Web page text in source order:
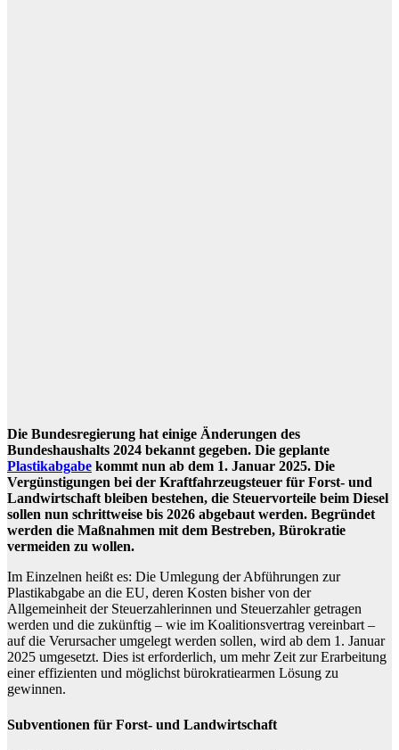
Die Bundesregierung hat einige Änderungen des
Bundeshaushalts 2024 bekannt gegeben. Die geplante
Plastikabgabe kommt nun ab dem 1. Januar 2025. Die
Vergünstigungen bei der Kraftfahrzeugsteuer für Forst- und
Landwirtschaft bleiben bestehen, die Steuervorteile beim Diesel
sollen nun schrittweise bis 2026 abgebaut werden. Begründet
werden die Maßnahmen mit dem Bestreben, Bürokratie
vermeiden zu wollen.
Im Einzelnen heißt es: Die Umlegung der Abführungen zur
Plastikabgabe an die EU, deren Kosten bisher von der
Allgemeinheit der Steuerzahlerinnen und Steuerzahler getragen
werden und die zukünftig – wie im Koalitionsvertrag vereinbart –
auf die Verursacher umgelegt werden sollen, wird ab dem 1. Januar
2025 umgesetzt. Dies ist erforderlich, um mehr Zeit zur Erarbeitung
einer effizienten und möglichst bürokratiearmen Lösung zu
gewinnen.
Subventionen für Forst- und Landwirtschaft